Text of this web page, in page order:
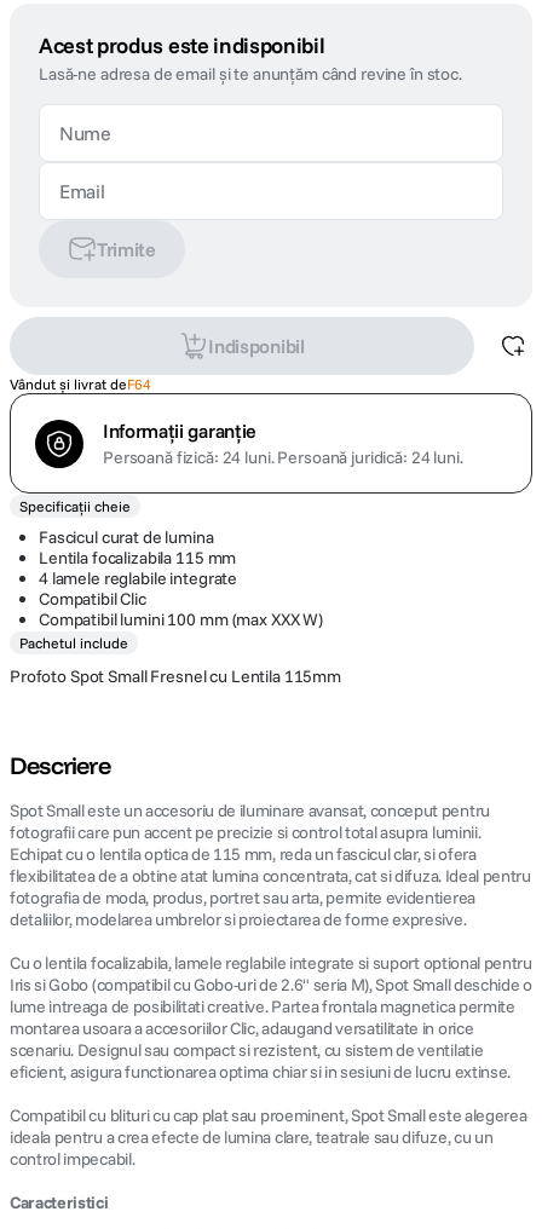
Acest produs este indisponibil
Lasă-ne adresa de email și te anunțăm când revine în stoc.
Trimite
Indisponibil
Vândut și livrat deF64
Informații garanție
Persoană fizică: 24 luni.Persoană juridică: 24 luni.
Specificații cheie
Fascicul curat de lumina
Lentila focalizabila 115 mm
4 lamele reglabile integrate
Compatibil Clic
Compatibil lumini 100 mm (max XXX W)
Pachetul include
Profoto Spot Small Fresnel cu Lentila 115mm
Descriere
Spot Small este un accesoriu de iluminare avansat, conceput pentru
fotografii care pun accent pe precizie si control total asupra luminii.
Echipat cu o lentila optica de 115 mm, reda un fascicul clar, si ofera
flexibilitatea de a obtine atat lumina concentrata, cat si difuza. Ideal pentru
fotografia de moda, produs, portret sau arta, permite evidentierea
detaliilor, modelarea umbrelor si proiectarea de forme expresive.
Cu o lentila focalizabila, lamele reglabile integrate si suport optional pentru
Iris si Gobo (compatibil cu Gobo-uri de 2.6" seria M), Spot Small deschide o
lume intreaga de posibilitati creative. Partea frontala magnetica permite
montarea usoara a accesoriilor Clic, adaugand versatilitate in orice
scenariu. Designul sau compact si rezistent, cu sistem de ventilatie
eficient, asigura functionarea optima chiar si in sesiuni de lucru extinse.
Compatibil cu blituri cu cap plat sau proeminent, Spot Small este alegerea
ideala pentru a crea efecte de lumina clare, teatrale sau difuze, cu un
control impecabil.
Caracteristici